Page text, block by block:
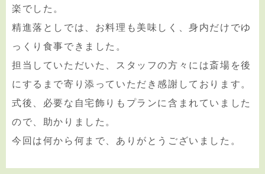
楽でした。
精進落としでは、お料理も美味しく、身内だけでゆ
っくり食事できました。
担当していただいた、スタッフの方々には斎場を後
にするまで寄り添っていただき感謝しております。
式後、必要な自宅飾りもプランに含まれていました
ので、助かりました。
今回は何から何まで、ありがとうございました。